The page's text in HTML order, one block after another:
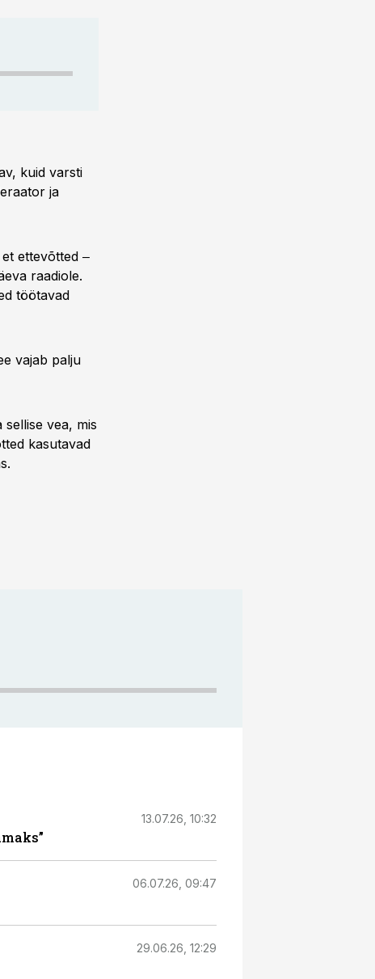
kuid varsti
ja
ettevõtted ‒
raadiole.
töötavad
vajab palju
vea, mis
kasutavad
13.07.26, 10:32
06.07.26, 09:47
29.06.26, 12:29